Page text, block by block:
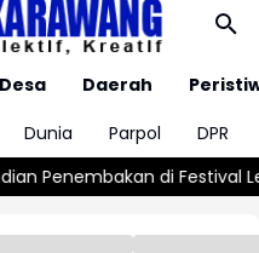
Desa Daerah
Dunia Parpol
DPR
Baliem, Wamenpar Tak